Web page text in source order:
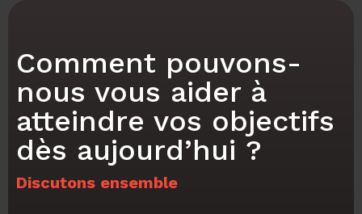
Comment pouvons-
nous vous aider à
atteindre vos objectifs
dès aujourd’hui ?
Discutons ensemble